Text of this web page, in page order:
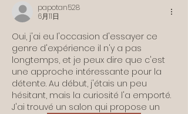
papotan528
6月11日
Oui, j'ai eu l'occasion d'essayer ce
genre d'expérience il n'y a pas
longtemps, et je peux dire que c'est
une approche intéressante pour la
détente. Au début, j'étais un peu
hésitant, mais la curiosité l'a emporté.
J'ai trouvé un salon qui propose un